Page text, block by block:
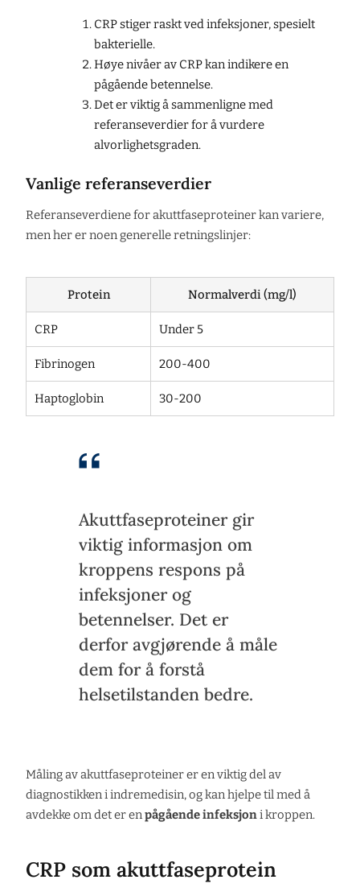
CRP stiger raskt ved infeksjoner, spesielt
bakterielle.
Høye nivåer av CRP kan indikere en
pågående betennelse.
Det er viktig å sammenligne med
referanseverdier for å vurdere
alvorlighetsgraden.
Vanlige referanseverdier
Referanseverdiene for akuttfaseproteiner kan variere,
men her er noen generelle retningslinjer:
Protein Normalverdi (mg/l)
CRP Under 5
Fibrinogen 200-400
Haptoglobin 30-200
Akuttfaseproteiner gir
viktig informasjon om
kroppens respons på
infeksjoner og
betennelser. Det er
derfor avgjørende å måle
dem for å forstå
helsetilstanden bedre.
Måling av akuttfaseproteiner er en viktig del av
diagnostikken i indremedisin, og kan hjelpe til med å
avdekke om det er enpågående infeksjoni kroppen.
CRP som akuttfaseprotein